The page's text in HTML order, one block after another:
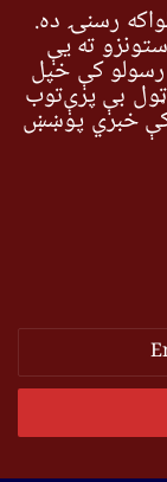
رسنۍ ده.
ته یې
رسولو کې خپل
بې پرې‌توب
خبري پوښښ